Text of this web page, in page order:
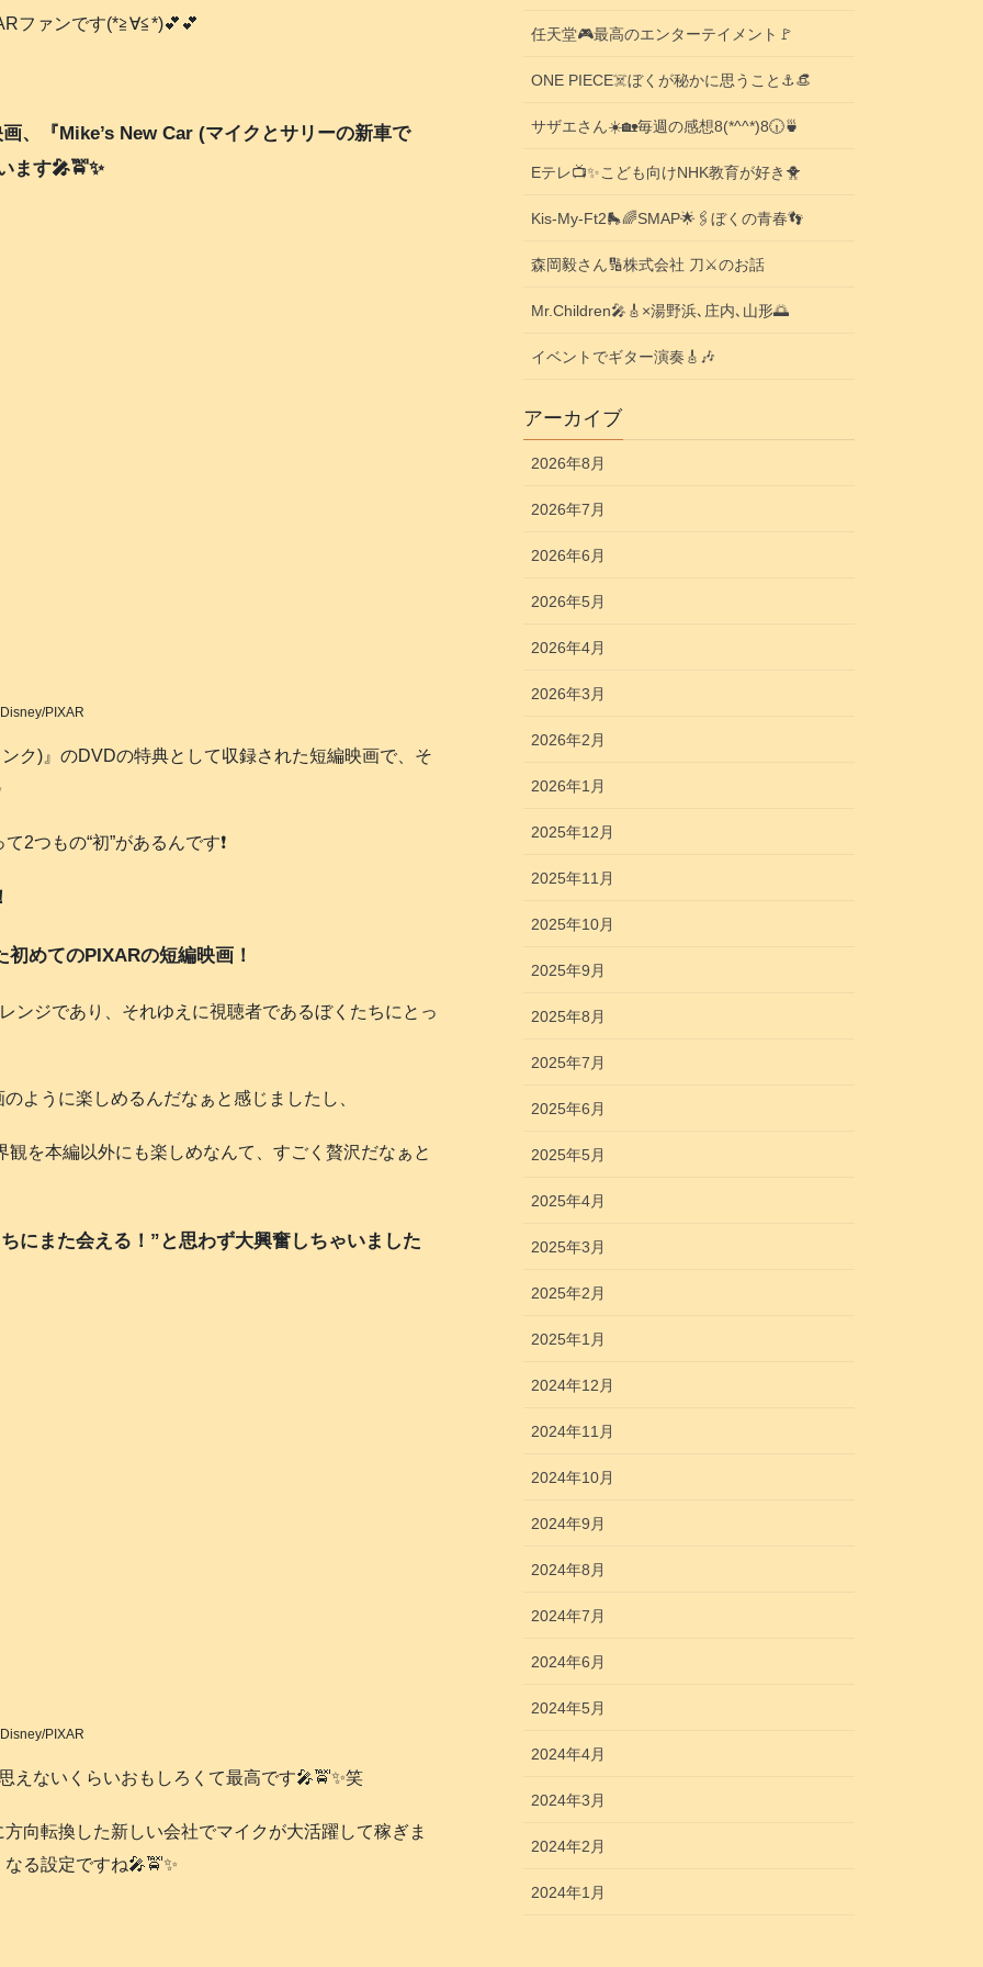
ファンです(*≧∀≦*)💕💕
、『Mike’s New Car (マイクとサリーの新車で
ます🎤🚖✨
PIXAR
ク)』のDVDの特典として収録された短編映画で、そ
2つもの“初”があるんです❗️
めてのPIXARの短編映画！
ンジであり、それゆえに視聴者であるぼくたちにとっ
ように楽しめるんだなぁと感じましたし、
を本編以外にも楽しめなんて、すごく贅沢だなぁと
にまた会える！”と思わず大興奮しちゃいました
PIXAR
えないくらいおもしろくて最高です🎤🚖✨笑
向転換した新しい会社でマイクが大活躍して稼ぎま
る設定ですね🎤🚖✨
任天堂🎮️最高のエンターテイメント🚩
ONE PIECE☠️ぼくが秘かに思うこと⚓️👒
サザエさん☀️🏡毎週の感想8(*^^*)8🕡️🍵
Eテレ📺️✨こども向けNHK教育が好き🐥
Kis-My-Ft2🛼🌈SMAP🌟🖇️ぼくの青春👣
森岡毅さん🔢株式会社 刀⚔️のお話
Mr.Children🎤🎸×湯野浜､庄内､山形🌅
イベントでギター演奏🎸🎶
アーカイブ
2026年8月
2026年7月
2026年6月
2026年5月
2026年4月
2026年3月
2026年2月
2026年1月
2025年12月
2025年11月
2025年10月
2025年9月
2025年8月
2025年7月
2025年6月
2025年5月
2025年4月
2025年3月
2025年2月
2025年1月
2024年12月
2024年11月
2024年10月
2024年9月
2024年8月
2024年7月
2024年6月
2024年5月
2024年4月
2024年3月
2024年2月
2024年1月